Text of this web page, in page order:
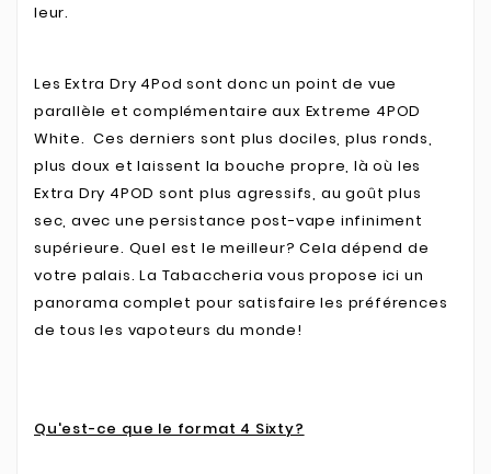
leur.
Les Extra Dry 4Pod sont donc un point de vue
parallèle et complémentaire aux Extreme 4POD
White. Ces derniers sont plus dociles, plus ronds,
plus doux et laissent la bouche propre, là où les
Extra Dry 4POD sont plus agressifs, au goût plus
sec, avec une persistance post-vape infiniment
supérieure. Quel est le meilleur? Cela dépend de
votre palais. La Tabaccheria vous propose ici un
panorama complet pour satisfaire les préférences
de tous les vapoteurs du monde!
Qu'est-ce que le format 4 Sixty?